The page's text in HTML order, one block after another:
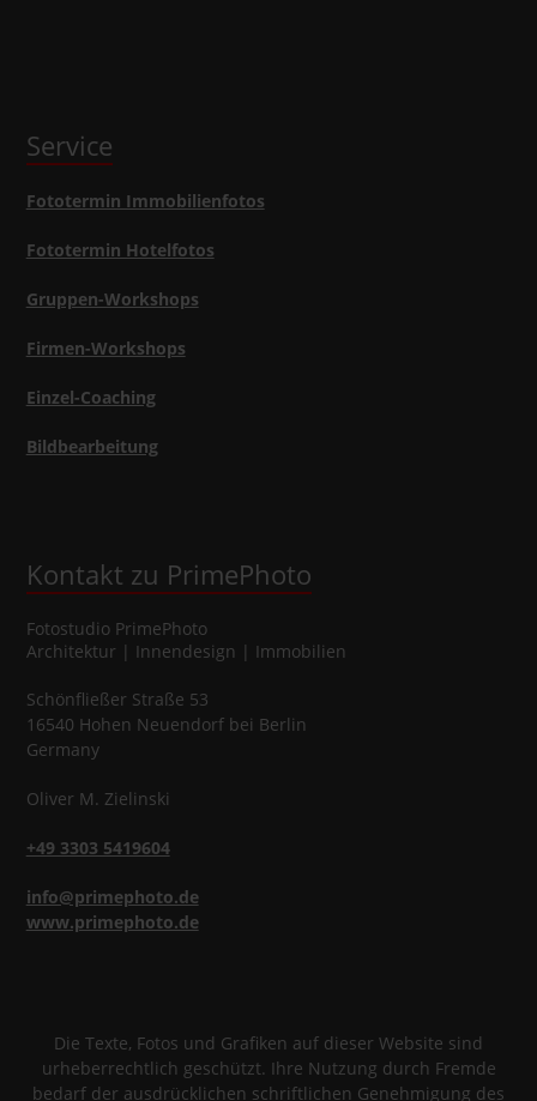
Service
Fototermin Immobilienfotos
Fototermin Hotelfotos
Gruppen-Workshops
Firmen-Workshops
Einzel-Coaching
Bildbearbeitung
Kontakt zu PrimePhoto
Fotostudio PrimePhoto
Architektur | Innendesign | Immobilien
Schönfließer Straße 53
16540 Hohen Neuendorfbei Berlin
Germany
Oliver M. Zielinski
+49 3303 5419604
info@primephoto.de
www.primephoto.de
Die Texte, Fotos und Grafiken auf dieser Website sind
urheberrechtlich geschützt. Ihre Nutzung durch Fremde
bedarf der ausdrücklichen schriftlichen Genehmigung des